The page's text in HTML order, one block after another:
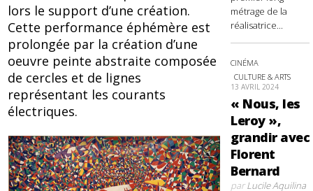
lors le support d’une création.
Cette performance éphémère est
prolongée par la création d’une
oeuvre peinte abstraite composée
de cercles et de lignes
représentant les courants
électriques.
métrage de la
réalisatrice...
CINÉMA
CULTURE & ARTS
13 AVRIL 2024
« Nous, les
Leroy »,
grandir avec
Florent
Bernard
parLucile Aquilina